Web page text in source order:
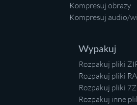
Kompresuj obrazy
Kompresuj audio/
Wypakuj
Rozpakuj pliki
Rozpakuj pliki
Rozpakuj pliki 7Z
Rozpakuj inne